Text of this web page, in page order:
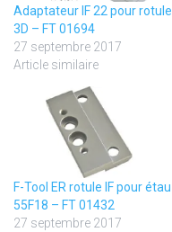
Adaptateur IF 22 pour rotule
3D – FT 01694
27 septembre 2017
Article similaire
F-Tool ER rotule IF pour étau
55F18 – FT 01432
27 septembre 2017